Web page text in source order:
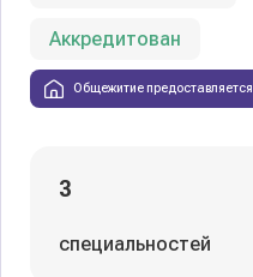
Аккредитован
Общежитие предоставляется
3
специальностей